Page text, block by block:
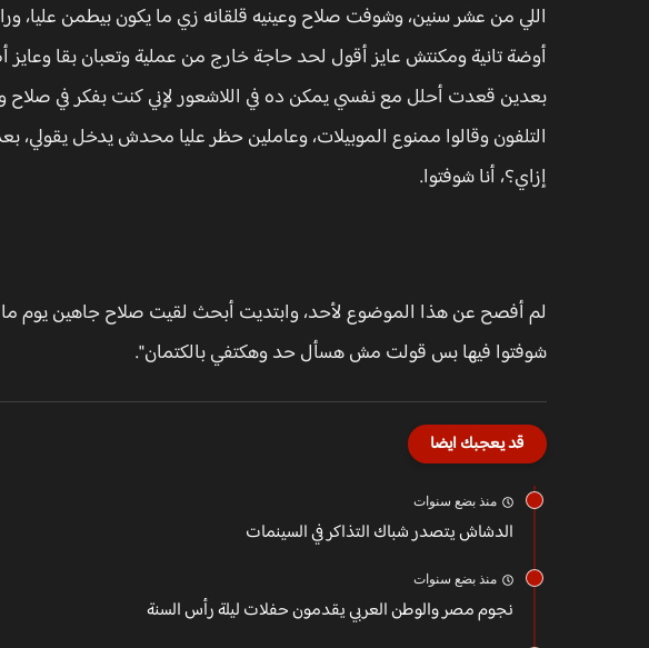
اللي من عشر سنين، وشوفت صلاح وعينيه قلقانه زي ما يكون بيطمن عليا،
أوضة تانية ومكنتش عايز أقول لحد حاجة خارج من عملية وتعبان بقا
بعدين قعدت أحلل مع نفسي يمكن ده في اللاشعور لإني كنت بفكر في صلاح
التلفون وقالوا ممنوع الموبيلات، وعاملين حظر عليا محدش يدخل
إزاي؟، أنا شوفتوا.
لم أفصح عن هذا الموضوع لأحد، وابتديت أبحث لقيت صلاح جاهين يوم
شوفتوا فيها بس قولت مش هسأل حد وهكتفي بالكتمان".
قد يعجبك ايضا
منذ بضع سنوات
الدشاش يتصدر شباك التذاكر في السينمات
منذ بضع سنوات
نجوم مصر والوطن العربي يقدمون حفلات ليلة رأس السنة